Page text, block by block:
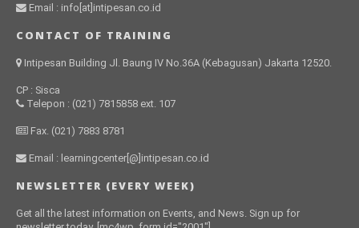
Email : info[at]intipesan.co.id
CONTACT OF TRAINING
Intipesan Building Jl. Baung IV No.36A (Kebagusan) Jakarta 12520.
CP : Sisca
Telepon : (021) 7815858 ext. 107
Fax. (021) 7883 8781
Email : learningcenter[@]intipesan.co.id
NEWSLETTER (EVERY WEEK)
Get all the latest information on Events, and News. Sign up for